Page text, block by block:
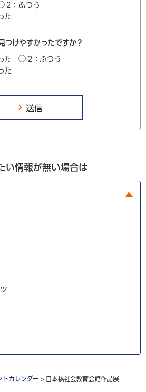
2：ふつう
た
つけやすかったですか？
た
2：ふつう
た
い情報が無い場合は
トカレンダー > 日本橋社会教育会館作品展